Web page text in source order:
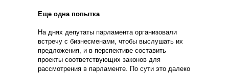
Еще одна попытка
На днях депутаты парламента организовали
встречу с бизнесменами, чтобы выслушать их
предложения, и в перспективе составить
проекты соответствующих законов для
рассмотрения в парламенте. По сути это далеко